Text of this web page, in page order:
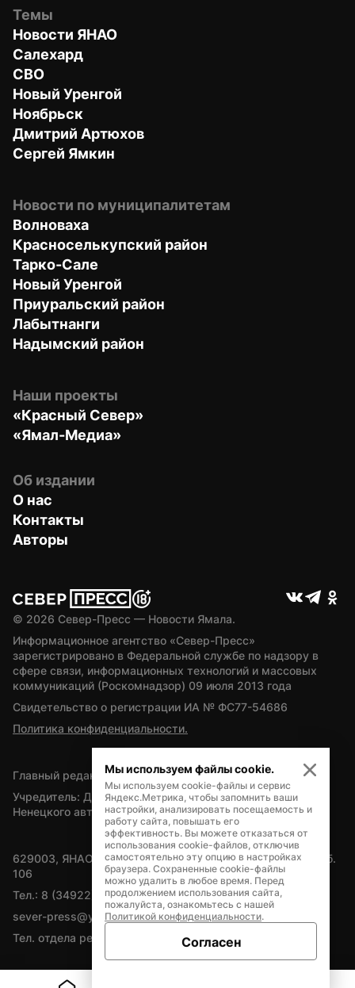
Темы
Новости ЯНАО
Салехард
СВО
Новый Уренгой
Ноябрьск
Дмитрий Артюхов
Сергей Ямкин
Новости по муниципалитетам
Волноваха
Красноселькупский район
Тарко-Сале
Новый Уренгой
Приуральский район
Лабытнанги
Надымский район
Наши проекты
«Красный Север»
«Ямал-Медиа»
Об издании
О нас
Контакты
Авторы
© 2026 Север-Пресс — Новости Ямала.
Информационное агентство «Север-Пресс»
зарегистрировано в Федеральной службе по надзору в
сфере связи, информационных технологий и массовых
коммуникаций (Роскомнадзор) 09 июля 2013 года
Свидетельство о регистрации ИА № ФС77-54686
Политика конфиденциальности.
Главный редактор — А.Л. Поздеев
Учредитель: Департамент внутренней политики Ямало-
Ненецкого автономного округа
629003, ЯНАО, Салехард, мкр. Богдана Кнунянца, д.1, каб.
106
Тел.: 8 (34922) 71262
sever-press@yamal-media.ru
Тел. отдела рекламы: 8 (34922) 42728
Мы используем файлы cookie.
Мы используем cookie-файлы и сервис
Яндекс.Метрика, чтобы запомнить ваши
настройки, анализировать посещаемость и
работу сайта, повышать его
эффективность. Вы можете отказаться от
использования cookie-файлов, отключив
самостоятельно эту опцию в настройках
браузера. Сохраненные cookie-файлы
можно удалить в любое время. Перед
продолжением использования сайта,
пожалуйста, ознакомьтесь с нашей
Политикой конфиденциальности.
Согласен